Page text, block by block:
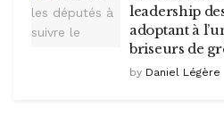
leadership
adoptant à
briseurs de
by Daniel Légère